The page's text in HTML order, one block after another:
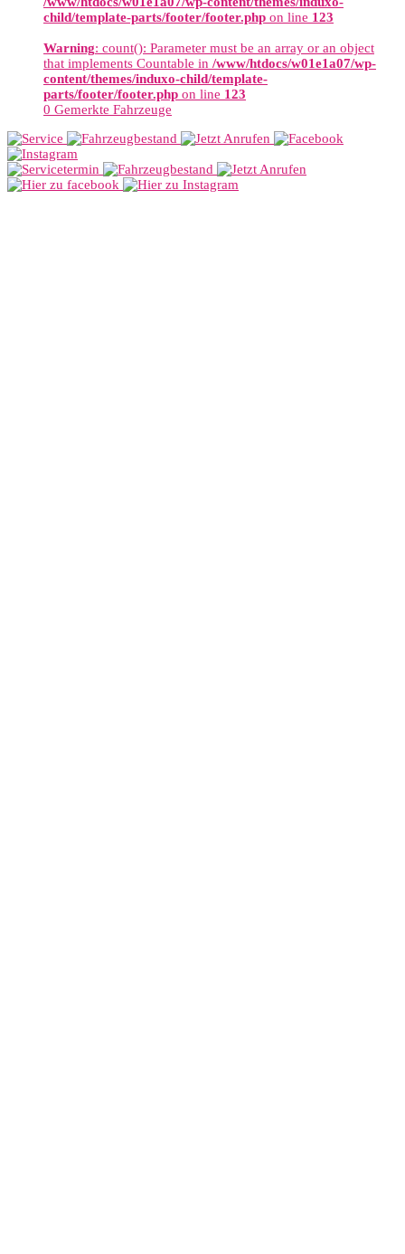
child/template-parts/footer/footer.php on line 123
Warning: count(): Parameter must be an array or an object
that implements Countable in /www/htdocs/w01e1a07/wp-
content/themes/induxo-child/template-
parts/footer/footer.php on line 123
0 Gemerkte Fahrzeuge